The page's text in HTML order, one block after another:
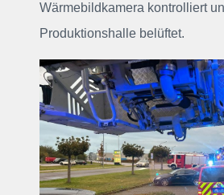
Wärmebildkamera kontrolliert
Produktionshalle belüftet.